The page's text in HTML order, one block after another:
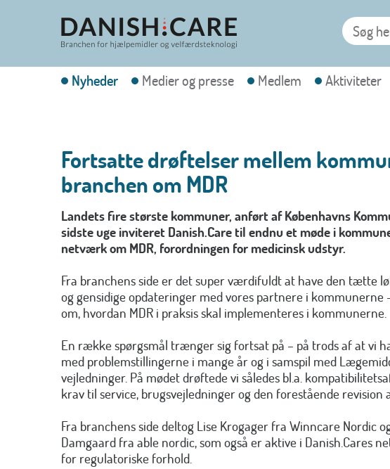
Nyheder Medier og presse Medlem Aktiviteter
Fortsatte drøftelser mellem
branchen om MDR
Landets fire største kommuner, anført af Københavns
sidste uge inviteret Danish.Care til endnu et møde i
netværk om MDR, forordningen for medicinsk udstyr.
Fra branchens side er det super værdifuldt at have den tætte
og gensidige opdateringer med vores partnere i kommunerne
om, hvordan MDR i praksis skal implementeres i kommunerne.
En række spørgsmål trænger sig fortsat på – på trods af at vi
med problemstillingerne i mange år og i samspil med
vejledninger. På mødet drøftede vi således bl.a.
krav til service, brugsvejledninger og den forestående revision
Fra branchens side deltog Lise Krogager fra Winncare Nordic
Damgaard fra able nordic, som også er aktive i Danish.Cares
for regulatoriske forhold.